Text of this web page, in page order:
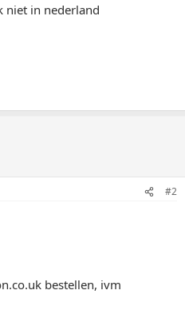
niet in nederland
#2
bestellen, ivm